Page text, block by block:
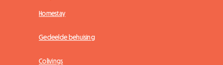
Homestay
Gedeelde behuising
Colivings